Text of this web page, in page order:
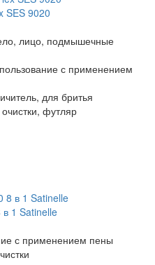
SES 9020
лицо, подмышечные
с применением
для бритья
футляр
1 Satinelle
с применением пены